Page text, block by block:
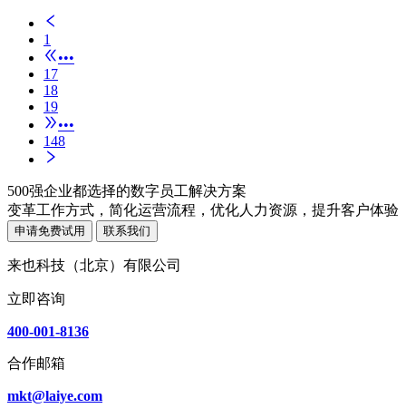
1
•••
17
18
19
•••
148
500强企业都选择的数字员工解决方案
变革工作方式，简化运营流程，优化人力资源，提升客户体验
申请免费试用 联系我们
来也科技（北京）有限公司
立即咨询
400-001-8136
合作邮箱
mkt@laiye.com